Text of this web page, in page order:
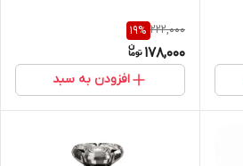
222,000
19%
178,000
افزودن به سبد